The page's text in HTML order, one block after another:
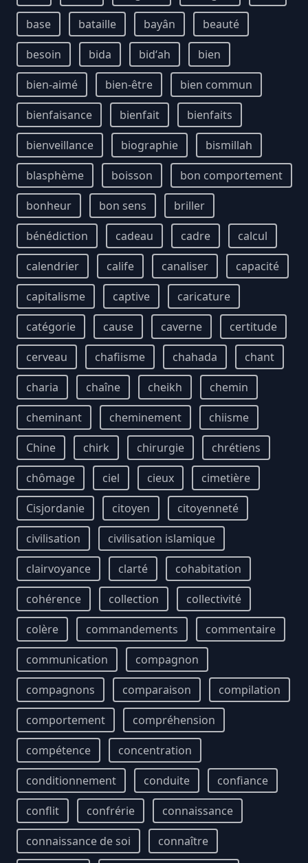
base
bataille bayân
beauté
besoin
bida bidʻah
bien
bien-aimé
bien-être
bien commun
bienfaisance
bienfait
bienfaits
bienveillance
biographie
bismillah
blasphème
boisson
bon comportement
bonheur
bon sens
briller
bénédiction
cadeau cadre
calcul
calendrier
calife canaliser
capacité
capitalisme
captive
caricature
catégorie
cause caverne
certitude
cerveau
chafiisme chahada
chant
charia
chaîne cheikh
chemin
cheminant
cheminement
chiisme
Chine
chirk chirurgie
chrétiens
chômage
ciel cieux
cimetière
Cisjordanie
citoyen
citoyenneté
civilisation
civilisation islamique
clairvoyance
clarté
cohabitation
cohérence
collection
collectivité
colère
commandements
commentaire
communication
compagnon
compagnons
comparaison
compilation
comportement
compréhension
compétence
concentration
conditionnement
conduite
confiance
conflit
confrérie
connaissance
connaissance de soi
connaître